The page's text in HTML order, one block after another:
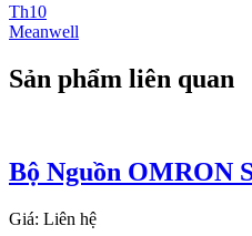
Th10
Meanwell
Sản phẩm liên quan
Bộ Nguồn OMRON
Giá: Liên hệ